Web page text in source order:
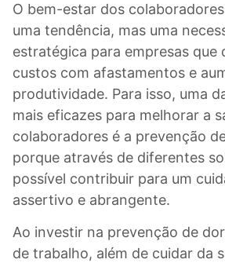
O bem-estar dos
uma tendência, mas uma
estratégica para empresas que
custos com afastamentos e
produtividade. Para isso, uma
mais eficazes para melhorar a
colaboradores é a prevenção
porque através de diferentes
possível contribuir para um
assertivo e abrangente.
Ao investir na prevenção de
de trabalho, além de cuidar da